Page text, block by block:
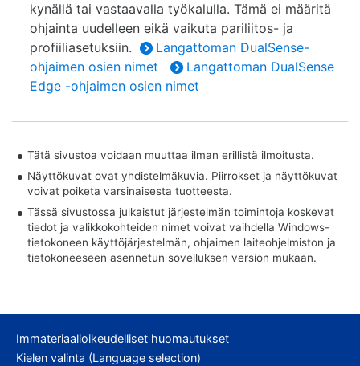
kynällä tai vastaavalla työkalulla. Tämä ei määritä
ohjainta uudelleen eikä vaikuta pariliitos- ja
profiiliasetuksiin.
Langattoman DualSense-
ohjaimen osien nimet
Langattoman DualSense
Edge -ohjaimen osien nimet
Tätä sivustoa voidaan muuttaa ilman erillistä ilmoitusta.
Näyttökuvat ovat yhdistelmäkuvia. Piirrokset ja näyttökuvat
voivat poiketa varsinaisesta tuotteesta.
Tässä sivustossa julkaistut järjestelmän toimintoja koskevat
tiedot ja valikkokohteiden nimet voivat vaihdella Windows-
tietokoneen käyttöjärjestelmän, ohjaimen laiteohjelmiston ja
tietokoneeseen asennetun sovelluksen version mukaan.
Immateriaalioikeudelliset huomautukset
Kielen valinta (Language selection)